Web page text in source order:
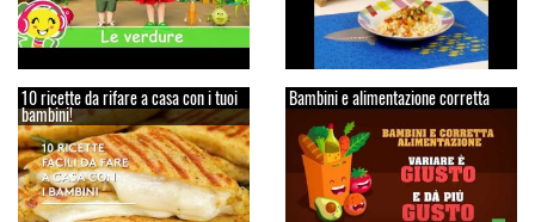
10 ricette da rifare a casa con i tuoi
bambini!
Bambini e alimentazione corretta